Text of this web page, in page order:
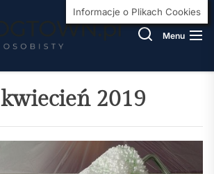
Menu
kwiecień 2019
Informacje o Plikach Cookies